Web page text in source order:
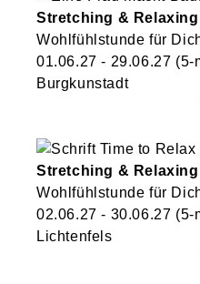
Stretching & Relaxing
Wohlfühlstunde für
01.06.27 - 29.06.27 (5-
Burgkunstadt
Stretching & Relaxing
Wohlfühlstunde für
02.06.27 - 30.06.27 (5-
Lichtenfels